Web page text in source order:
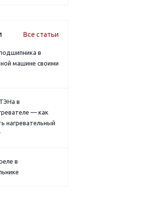
Все статьи
в
машине своими
в
— как
нагревательный
в